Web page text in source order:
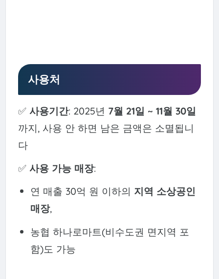
사용처
✅ 사용기간: 2025년 7월 21일 ~ 11월 30일
까지, 사용 안 하면 남은 금액은 소멸됩니
다
✅ 사용 가능 매장:
연 매출 30억 원 이하의 지역 소상공인
매장,
농협 하나로마트(비수도권 면지역 포
함)도 가능